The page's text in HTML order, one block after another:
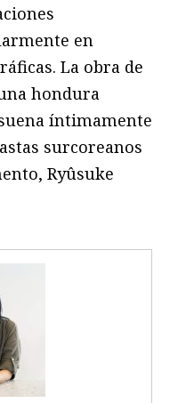
en
La obra de
hondura
íntimamente
surcoreanos
Ryûsuke